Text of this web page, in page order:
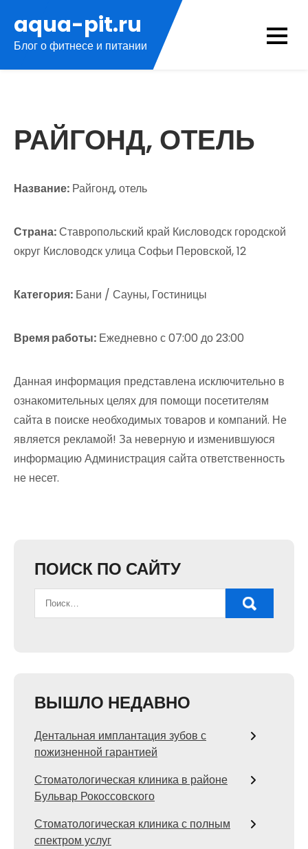
содержимому
aqua-pit.ru
Блог о фитнесе и питании
РАЙГОНД, ОТЕЛЬ
Название: Райгонд, отель
Страна:Ставропольский край Кисловодск городской
округ Кисловодск улица Софьи Перовской, 12
Категория: Бани / Сауны, Гостиницы
Время работы: Ежедневно с 07:00 до 23:00
Данная информация представлена исключительно в
ознакомительных целях для помощи посетителям
сайта в поиске необходимых товаров и компаний. Не
является рекламой! За неверную и изменившуюся
информацию Администрация сайта ответственность
не несет.
ПОИСК ПО САЙТУ
ВЫШЛО НЕДАВНО
Дентальная имплантация зубов с
пожизненной гарантией
Стоматологическая клиника в районе
Бульвар Рокоссовского
Стоматологическая клиника с полным
спектром услуг